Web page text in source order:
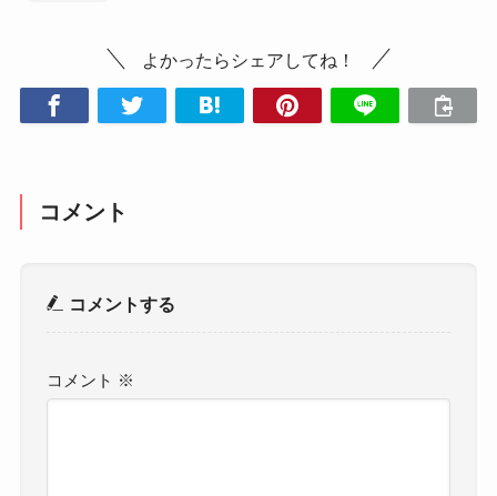
よかったらシェアしてね！
コメント
コメントする
コメント ※